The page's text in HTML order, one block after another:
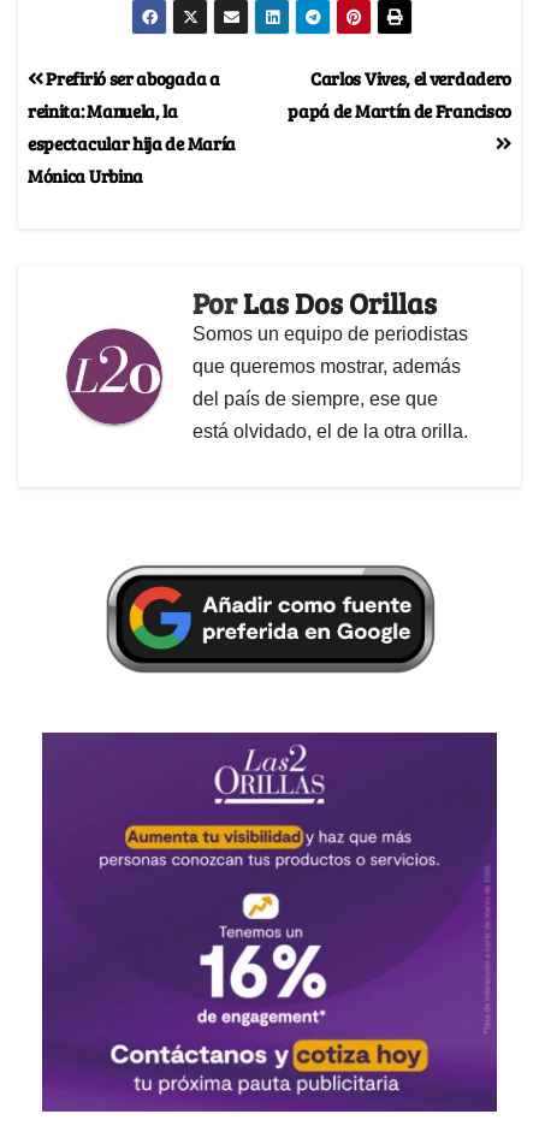
Carlos Vives, el verdadero
papá de Martín de Francisco
Prefirió ser abogada a
reinita: Manuela, la
espectacular hija de María
Mónica Urbina
PorLas Dos Orillas
Somos un equipo de periodistas
que queremos mostrar, además
del país de siempre, ese que
está olvidado, el de la otra orilla.